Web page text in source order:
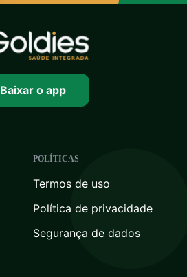
Baixar o app
POLÍTICAS
Termos de uso
Política de privacidade
Segurança de dados